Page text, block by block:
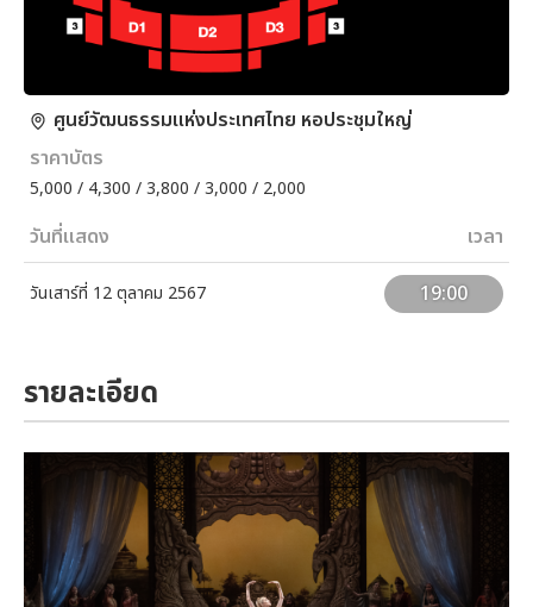
ศูนย์วัฒนธรรมแห่งประเทศไทย หอประชุมใหญ่
ราคาบัตร
5,000 / 4,300 / 3,800 / 3,000 / 2,000
วันที่แสดง เวลา
วันเสาร์ที่ 12 ตุลาคม 2567 19:00
รายละเอียด